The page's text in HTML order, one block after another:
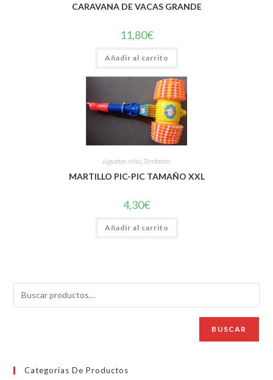
CARAVANA DE VACAS GRANDE
11,80€
Añadir al carrito
Juguetes niño, Tambores
MARTILLO PIC-PIC TAMAÑO XXL
4,30€
Añadir al carrito
BUSCAR
Categorías De Productos